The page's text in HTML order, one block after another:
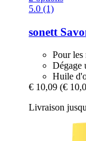
5.0 (1)
sonett
Pour les
Dégage
Huile
€ 10,09 (€
Livraison